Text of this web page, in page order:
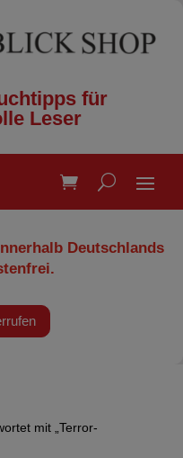
für
Leser
Deutschlands
mit „Terror-